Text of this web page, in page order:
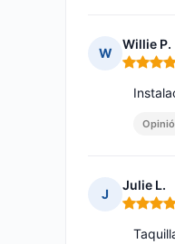
W
Willie P.
Nota: 5
J
Julie L.
Nota: 5